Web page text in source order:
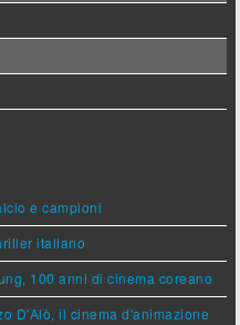
e campioni
italiano
100 anni di cinema coreano
D'Alò, il cinema d'animazione